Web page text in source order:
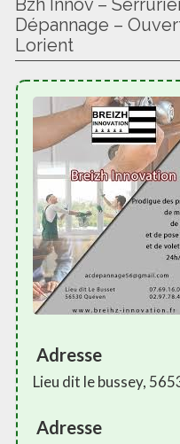
Bzh Innov –
Dépannage –
Lorient
Adresse
Lieu dit le bussey,
Adresse